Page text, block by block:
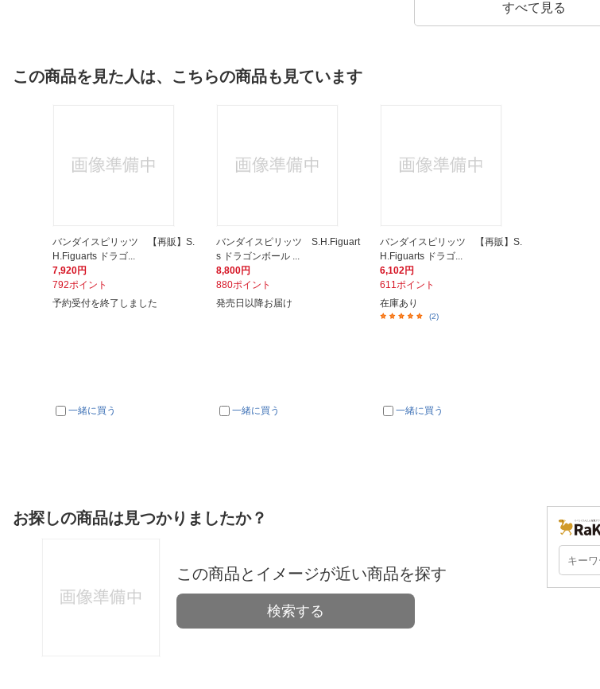
すべて見る
この商品を見た人は、こちらの商品も見ています
バンダイスピリッツ 【再販】S.
H.Figuarts ドラゴ...
7,920円
792ポイント
予約受付を終了しました
一緒に買う
バンダイスピリッツ S.H.Figuart
s ドラゴンボール ...
8,800円
880ポイント
発売日以降お届け
一緒に買う
バンダイスピリッツ 【再販】S.
H.Figuarts ドラゴ...
6,102円
611ポイント
在庫あり
(2)
一緒に買う
お探しの商品は見つかりましたか？
この商品とイメージが近い商品を探す
検索する